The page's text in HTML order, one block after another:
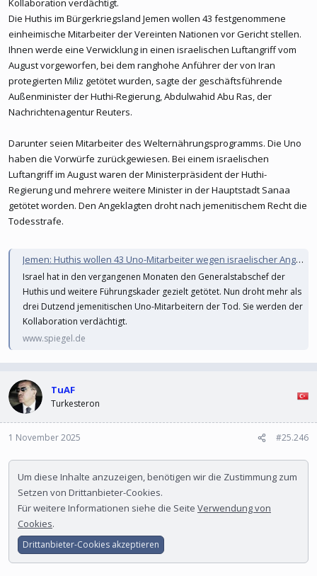
Kollaboration verdächtigt.
Die Huthis im Bürgerkriegsland Jemen wollen 43 festgenommene
einheimische Mitarbeiter der Vereinten Nationen vor Gericht stellen.
Ihnen werde eine Verwicklung in einen israelischen Luftangriff vom
August vorgeworfen, bei dem ranghohe Anführer der von Iran
protegierten Miliz getötet wurden, sagte der geschäftsführende
Außenminister der Huthi-Regierung, Abdulwahid Abu Ras, der
Nachrichtenagentur Reuters.
Darunter seien Mitarbeiter des Welternährungsprogramms. Die Uno
haben die Vorwürfe zurückgewiesen. Bei einem israelischen
Luftangriff im August waren der Ministerpräsident der Huthi-
Regierung und mehrere weitere Minister in der Hauptstadt Sanaa
getötet worden. Den Angeklagten droht nach jemenitischem Recht die
Todesstrafe.
Jemen: Huthis wollen 43 Uno-Mitarbeiter wegen israelischer Angriffe anklagen - Todesstrafe droht
Israel hat in den vergangenen Monaten den Generalstabschef der
Huthis und weitere Führungskader gezielt getötet. Nun droht mehr als
drei Dutzend jemenitischen Uno-Mitarbeitern der Tod. Sie werden der
Kollaboration verdächtigt.
www.spiegel.de
TuAF
Turkesteron
1 November 2025 #25.246
Um diese Inhalte anzuzeigen, benötigen wir die Zustimmung zum
Setzen von Drittanbieter-Cookies.
Für weitere Informationen siehe die Seite Verwendung von
Cookies.
Drittanbieter-Cookies akzeptieren